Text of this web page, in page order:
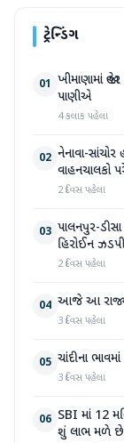
ટ્રેન્ડિંગ
01 ખીમાણામાં
પાણીએ
4 કલાક પહેલા
02 નેનાવા-
વાહનચાલકો
2 દિવસ પહેલા
03 પાલનપુર-
હિરોઈન
2 દિવસ પહેલા
04 આજે આ
3 દિવસ પહેલા
05 ચાંદીના
3 દિવસ પહેલા
06 SBI માં 12
શું લાભ મળે